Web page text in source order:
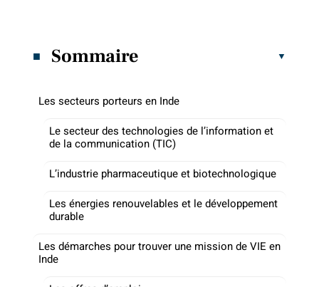
Sommaire
Les secteurs porteurs en Inde
Le secteur des technologies de l’information et
de la communication (TIC)
L’industrie pharmaceutique et biotechnologique
Les énergies renouvelables et le développement
durable
Les démarches pour trouver une mission de VIE en
Inde